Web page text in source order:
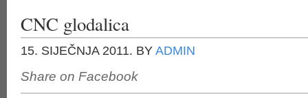
CNC glodalica
15. SIJEČNJA 2011. BY ADMIN
Share on Facebook